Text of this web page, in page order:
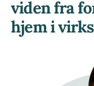
viden fra
hjem i